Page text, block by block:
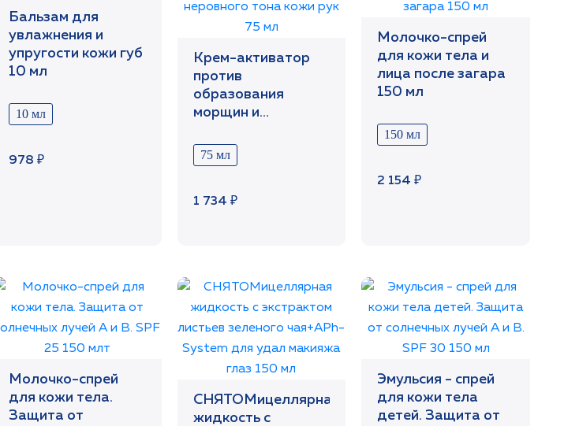
Бальзам для
увлажнения и
упругости кожи губ
10 мл
10 мл
978 ₽
Крем-активатор
против
образования
морщин и
кожи рук 75 мл
75 мл
1 734 ₽
Молочко-спрей
для кожи тела и
лица после загара
150 мл
150 мл
2 154 ₽
Молочко-спрей
для кожи тела.
Защита от
СНЯТОМицеллярная
жидкость с
Эмульсия - спрей
для кожи тела
детей. Защита от